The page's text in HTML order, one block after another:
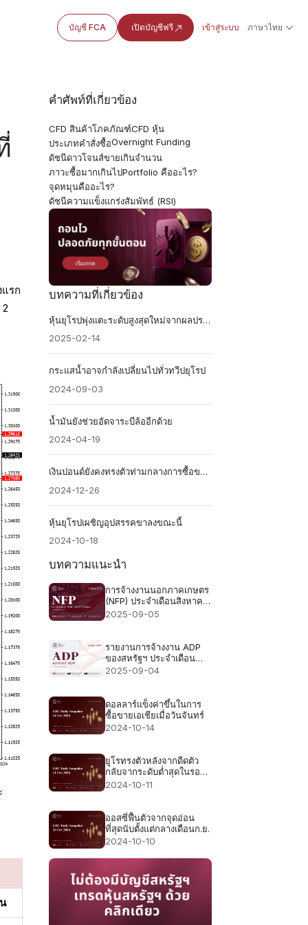
บัญชี FCA เปิดบัญชีฟรี เข้าสู่ระบบ ภาษาไทย
รก
คำศัพท์ที่เกี่ยวข้อง
CFD สินค้าโภคภัณฑ์CFD หุ้น
ประเภทคำสั่งซื้อOvernight Funding
ดัชนีดาวโจนส์ขายเกินจำนวน
ภาวะซื้อมากเกินไปPortfolio คืออะไร?
จุดหมุนคืออะไร?
ดัชนีความแข็งแกร่งสัมพัทธ์ (RSI)
บทความที่เกี่ยวข้อง
หุ้นยุโรปพุ่งแตะระดับสูงสุดใหม่จากผลประกอบการ
2025-02-14
กระแสน้ำอาจกำลังเปลี่ยนไปทั่วทวีปยุโรป
2024-09-03
​น้ำมันยังช่วยอัดจาระบีล้ออีกด้วย
2024-04-19
เงินปอนด์ยังคงทรงตัวท่ามกลางการซื้อขายที่เบาบาง
2024-12-26
หุ้นยุโรปเผชิญอุปสรรคขาลงขณะนี้
2024-10-18
บทความแนะนำ
การจ้างงานนอกภาคเกษตร
(NFP) ประจำเดือนสิงหาคม
2568 - คาดการณ์ก่อนหน้า
2025-09-05
รายงานการจ้างงาน ADP
ของสหรัฐฯ ประจำเดือน
สิงหาคม 2568 - ก่อนหน้า:
2025-09-04
ดอลลาร์แข็งค่าขึ้นในการ
ซื้อขายเอเชียเมื่อวันจันทร์
2024-10-14
ยูโรทรงตัวหลังจากดีดตัว
กลับจากระดับต่ำสุดในรอบ
สองเดือน
2024-10-11
ออสซี่ฟื้นตัวจากจุดอ่อน
ที่สุดนับตั้งแต่กลางเดือนก.ย.
2024-10-10